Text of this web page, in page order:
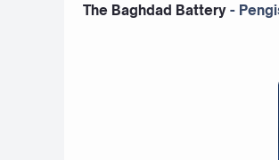
The Baghdad Battery -